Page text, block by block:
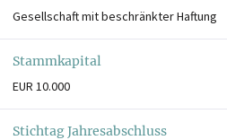
Gesellschaft mit beschränkter Haftung
Stammkapital
EUR 10.000
Stichtag Jahresabschluss